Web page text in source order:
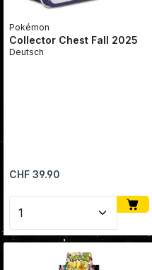
Pokémon
Collector Chest Fall 2025
Deutsch
Regulärer Preis:
CHF 39.90
Produkt Anzahl: Gib